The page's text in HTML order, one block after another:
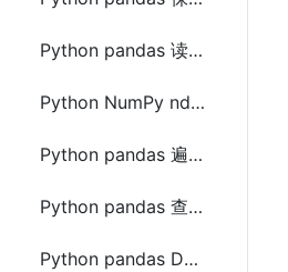
Python pandas 读取和保存DataFrame到Excel中多个sheet的方法及示例代码
Python NumPy ndarray 顺时针排序的方法及示例代码
Python pandas 遍历DataFrame中的行数据的方法及示例代码
Python pandas 查询过滤某列的值的方法及示例代码
Python pandas DataFrame转换成NumPy中array数组的方法及示例代码